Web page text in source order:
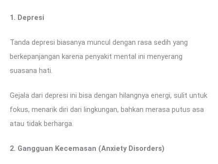
1. Depresi
Tanda depresi biasanya muncul dengan rasa sedih yang
berkepanjangan karena penyakit mental ini menyerang
suasana hati.
Gejala dari depresi ini bisa dengan hilangnya energi, sulit untuk
fokus, menarik diri dari lingkungan, bahkan merasa putus asa
atau tidak berharga.
2. Gangguan Kecemasan (Anxiety Disorders)